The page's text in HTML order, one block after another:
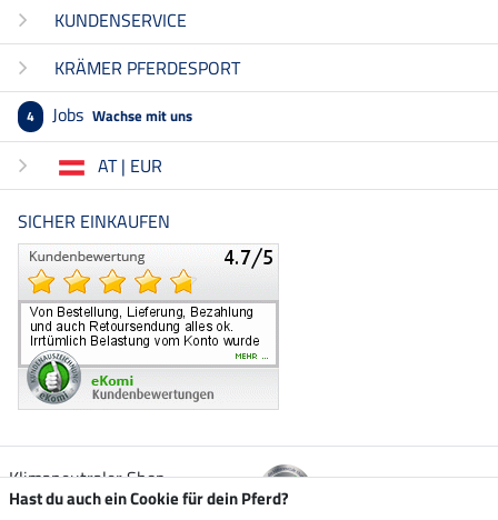
KUNDENSERVICE
KRÄMER PFERDESPORT
4 Jobs Wachse mit uns
AT | EUR
SICHER EINKAUFEN
Klimaneutraler Shop
Hast du auch ein Cookie für dein Pferd?